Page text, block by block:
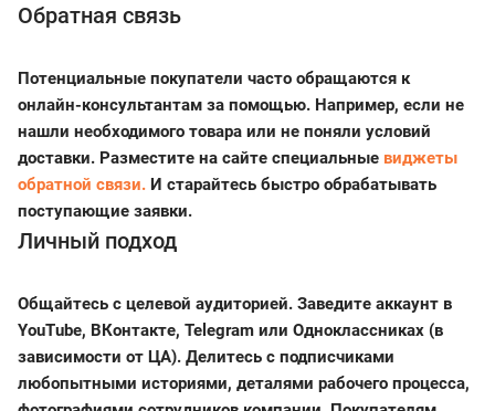
Обратная связь
Потенциальные покупатели часто обращаются к
онлайн-консультантам за помощью. Например, если не
нашли необходимого товара или не поняли условий
доставки. Разместите на сайте специальные виджеты
обратной связи. И старайтесь быстро обрабатывать
поступающие заявки.
Личный подход
Общайтесь с целевой аудиторией. Заведите аккаунт в
YouTube, ВКонтакте, Telegram или Одноклассниках (в
зависимости от ЦА). Делитесь с подписчиками
любопытными историями, деталями рабочего процесса,